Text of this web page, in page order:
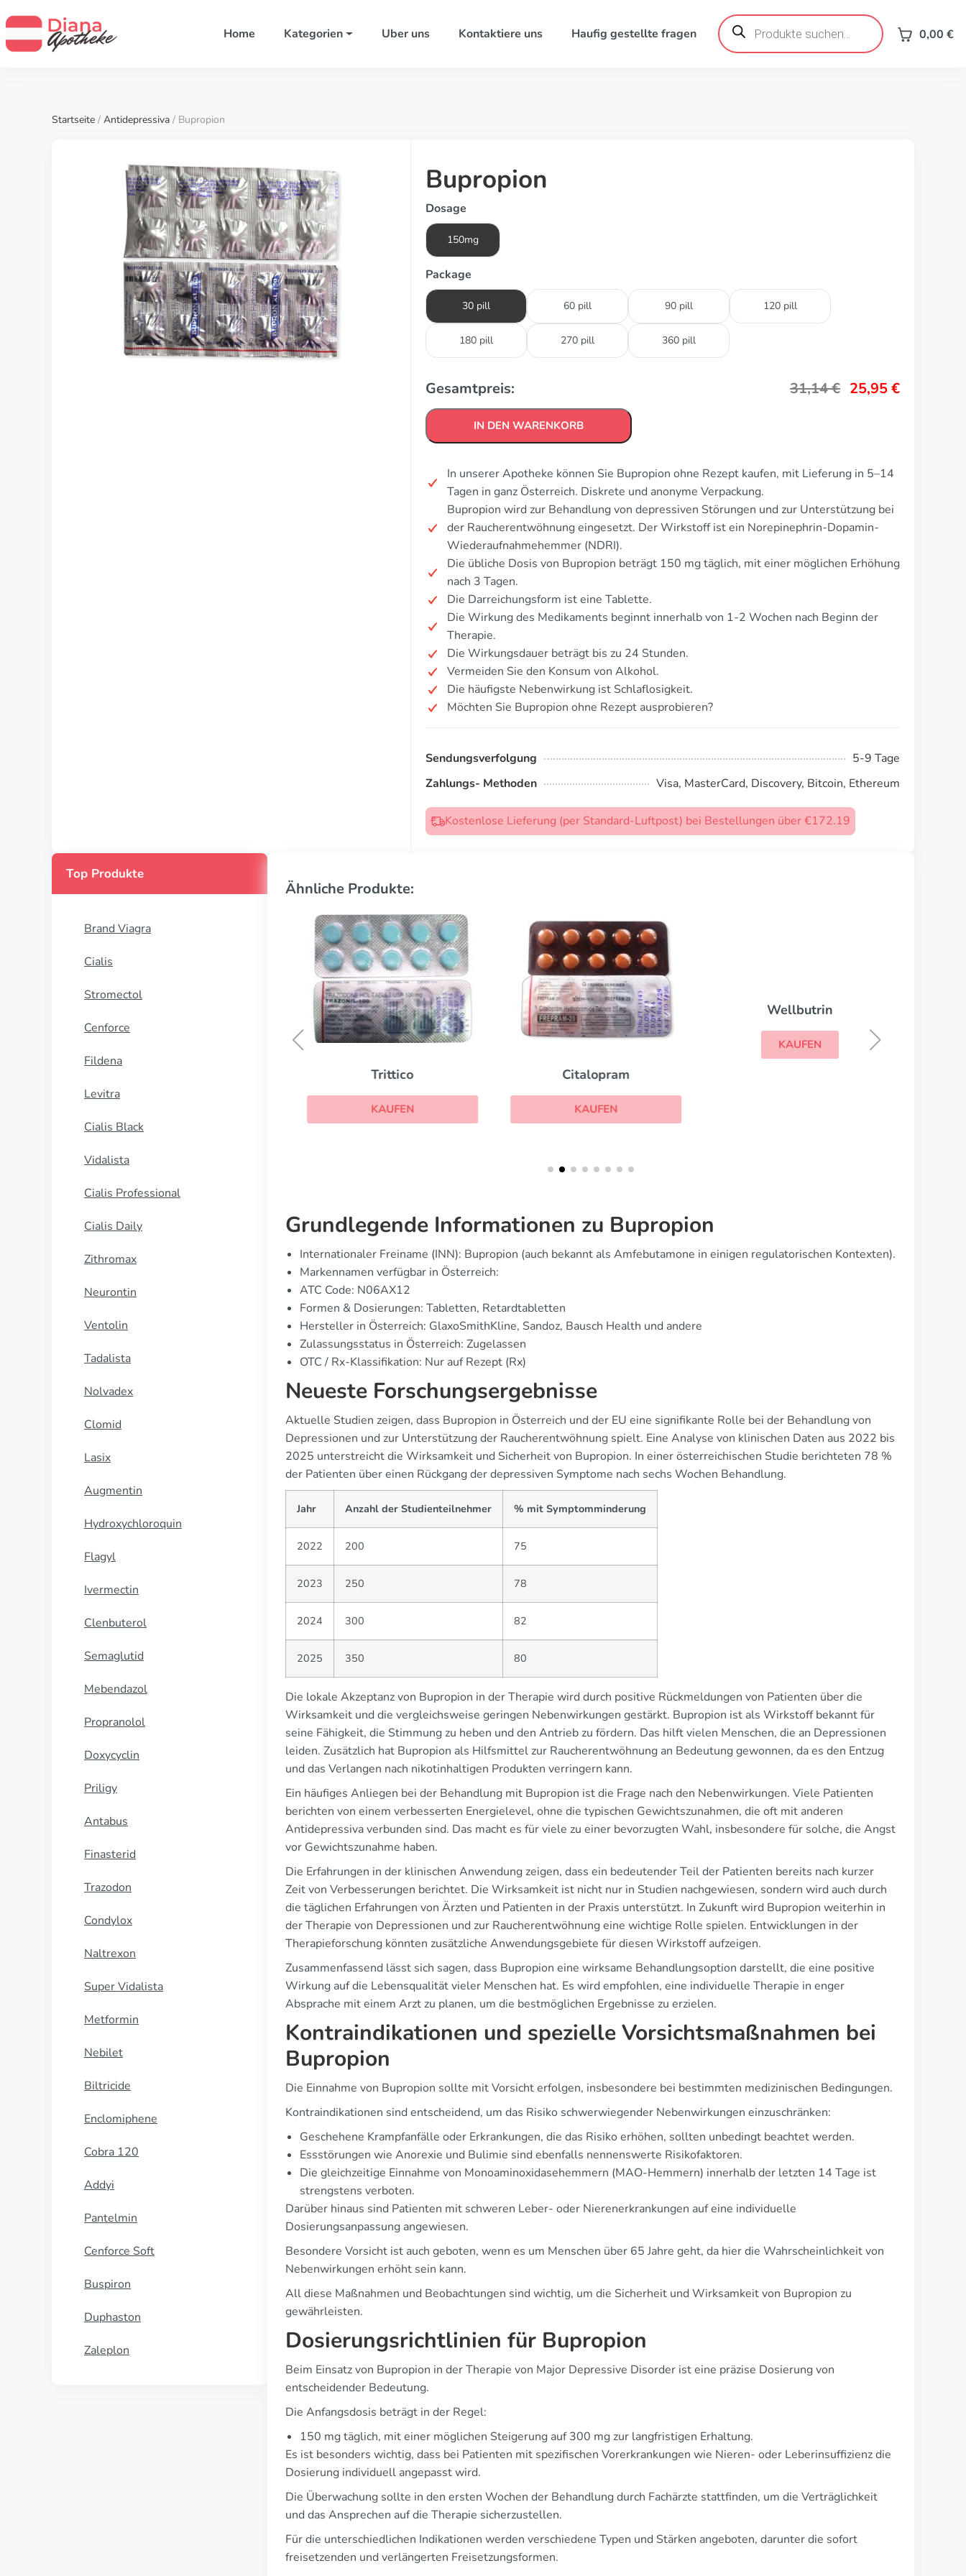
Home Kategorien Uber uns Kontaktiere uns Haufig gestellte fragen
Products
search 0,00 €
Startseite / Antidepressiva / Bupropion
Bupropion
Dosage
150mg
Package
30 pill 60 pill 90 pill 120 pill
180 pill 270 pill 360 pill
Gesamtpreis: 31,14€ 25,95€
IN DEN WARENKORB
In unserer Apotheke können Sie Bupropion ohne Rezept kaufen, mit Lieferung in 5–14
Tagen in ganz Österreich. Diskrete und anonyme Verpackung.
Bupropion wird zur Behandlung von depressiven Störungen und zur Unterstützung bei
der Raucherentwöhnung eingesetzt. Der Wirkstoff ist ein Norepinephrin-Dopamin-
Wiederaufnahmehemmer (NDRI).
Die übliche Dosis von Bupropion beträgt 150 mg täglich, mit einer möglichen Erhöhung
nach 3 Tagen.
Die Darreichungsform ist eine Tablette.
Die Wirkung des Medikaments beginnt innerhalb von 1-2 Wochen nach Beginn der
Therapie.
Die Wirkungsdauer beträgt bis zu 24 Stunden.
Vermeiden Sie den Konsum von Alkohol.
Die häufigste Nebenwirkung ist Schlaflosigkeit.
Möchten Sie Bupropion ohne Rezept ausprobieren?
Sendungsverfolgung
5-9 Tage
Zahlungs- Methoden
Visa, MasterCard, Discovery, Bitcoin, Ethereum
Kostenlose Lieferung (per Standard-Luftpost) bei Bestellungen über €172.19
Top Produkte
Brand Viagra
Cialis
Stromectol
Cenforce
Fildena
Levitra
Cialis Black
Vidalista
Cialis Professional
Cialis Daily
Zithromax
Neurontin
Ventolin
Tadalista
Nolvadex
Clomid
Lasix
Augmentin
Hydroxychloroquin
Flagyl
Ivermectin
Clenbuterol
Semaglutid
Mebendazol
Propranolol
Doxycyclin
Priligy
Antabus
Finasterid
Trazodon
Condylox
Naltrexon
Super Vidalista
Metformin
Nebilet
Biltricide
Enclomiphene
Cobra 120
Addyi
Pantelmin
Cenforce Soft
Buspiron
Duphaston
Zaleplon
Ähnliche Produkte:
Trittico
KAUFEN
Citalopram
KAUFEN
Grundlegende Informationen zu Bupropion
Internationaler Freiname (INN): Bupropion (auch bekannt als Amfebutamone in einigen regulatorischen Kontexten).
Markennamen verfügbar in Österreich:
ATC Code: N06AX12
Formen & Dosierungen: Tabletten, Retardtabletten
Hersteller in Österreich: GlaxoSmithKline, Sandoz, Bausch Health und andere
Zulassungsstatus in Österreich: Zugelassen
OTC / Rx-Klassifikation: Nur auf Rezept (Rx)
Neueste Forschungsergebnisse
Aktuelle Studien zeigen, dass Bupropion in Österreich und der EU eine signifikante Rolle bei der Behandlung von
Depressionen und zur Unterstützung der Raucherentwöhnung spielt. Eine Analyse von klinischen Daten aus 2022 bis
2025 unterstreicht die Wirksamkeit und Sicherheit von Bupropion. In einer österreichischen Studie berichteten 78 %
der Patienten über einen Rückgang der depressiven Symptome nach sechs Wochen Behandlung.
Jahr Anzahl der Studienteilnehmer % mit Symptomminderung
2022 200 75
2023 250 78
2024 300 82
2025 350 80
Die lokale Akzeptanz von Bupropion in der Therapie wird durch positive Rückmeldungen von Patienten über die
Wirksamkeit und die vergleichsweise geringen Nebenwirkungen gestärkt. Bupropion ist als Wirkstoff bekannt für
seine Fähigkeit, die Stimmung zu heben und den Antrieb zu fördern. Das hilft vielen Menschen, die an Depressionen
leiden. Zusätzlich hat Bupropion als Hilfsmittel zur Raucherentwöhnung an Bedeutung gewonnen, da es den Entzug
und das Verlangen nach nikotinhaltigen Produkten verringern kann.
Ein häufiges Anliegen bei der Behandlung mit Bupropion ist die Frage nach den Nebenwirkungen. Viele Patienten
berichten von einem verbesserten Energielevel, ohne die typischen Gewichtszunahmen, die oft mit anderen
Antidepressiva verbunden sind. Das macht es für viele zu einer bevorzugten Wahl, insbesondere für solche, die Angst
vor Gewichtszunahme haben.
Die Erfahrungen in der klinischen Anwendung zeigen, dass ein bedeutender Teil der Patienten bereits nach kurzer
Zeit von Verbesserungen berichtet. Die Wirksamkeit ist nicht nur in Studien nachgewiesen, sondern wird auch durch
die täglichen Erfahrungen von Ärzten und Patienten in der Praxis unterstützt. In Zukunft wird Bupropion weiterhin in
der Therapie von Depressionen und zur Raucherentwöhnung eine wichtige Rolle spielen. Entwicklungen in der
Therapieforschung könnten zusätzliche Anwendungsgebiete für diesen Wirkstoff aufzeigen.
Zusammenfassend lässt sich sagen, dass Bupropion eine wirksame Behandlungsoption darstellt, die eine positive
Wirkung auf die Lebensqualität vieler Menschen hat. Es wird empfohlen, eine individuelle Therapie in enger
Absprache mit einem Arzt zu planen, um die bestmöglichen Ergebnisse zu erzielen.
Kontraindikationen und spezielle Vorsichtsmaßnahmen bei
Bupropion
Die Einnahme von Bupropion sollte mit Vorsicht erfolgen, insbesondere bei bestimmten medizinischen Bedingungen.
Kontraindikationen sind entscheidend, um das Risiko schwerwiegender Nebenwirkungen einzuschränken:
Geschehene Krampfanfälle oder Erkrankungen, die das Risiko erhöhen, sollten unbedingt beachtet werden.
Essstörungen wie Anorexie und Bulimie sind ebenfalls nennenswerte Risikofaktoren.
Die gleichzeitige Einnahme von Monoaminoxidasehemmern (MAO-Hemmern) innerhalb der letzten 14 Tage ist
strengstens verboten.
Darüber hinaus sind Patienten mit schweren Leber- oder Nierenerkrankungen auf eine individuelle
Dosierungsanpassung angewiesen.
Besondere Vorsicht ist auch geboten, wenn es um Menschen über 65 Jahre geht, da hier die Wahrscheinlichkeit von
Nebenwirkungen erhöht sein kann.
All diese Maßnahmen und Beobachtungen sind wichtig, um die Sicherheit und Wirksamkeit von Bupropion zu
gewährleisten.
Dosierungsrichtlinien für Bupropion
Beim Einsatz von Bupropion in der Therapie von Major Depressive Disorder ist eine präzise Dosierung von
entscheidender Bedeutung.
Die Anfangsdosis beträgt in der Regel:
150 mg täglich, mit einer möglichen Steigerung auf 300 mg zur langfristigen Erhaltung.
Es ist besonders wichtig, dass bei Patienten mit spezifischen Vorerkrankungen wie Nieren- oder Leberinsuffizienz die
Dosierung individuell angepasst wird.
Die Überwachung sollte in den ersten Wochen der Behandlung durch Fachärzte stattfinden, um die Verträglichkeit
und das Ansprechen auf die Therapie sicherzustellen.
Für die unterschiedlichen Indikationen werden verschiedene Typen und Stärken angeboten, darunter die sofort
freisetzenden und verlängerten Freisetzungsformen.